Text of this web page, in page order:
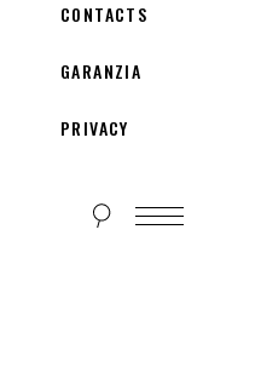
CONTACTS
GARANZIA
PRIVACY